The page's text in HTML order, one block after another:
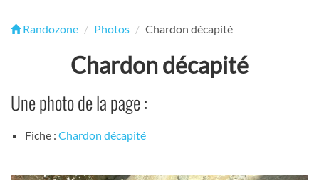
Randozone Photos Chardon décapité
Chardon décapité
Une photo de la page :
Fiche : Chardon décapité